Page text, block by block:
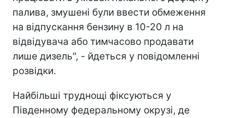
палива, змушені були ввести обмеження
на відпускання бензину в 10-20 л на
відвідувача або тимчасово продавати
лише дизель", - йдеться у повідомленні
розвідки.
Найбільші труднощі фіксуються у
Південному федеральному окрузі, де